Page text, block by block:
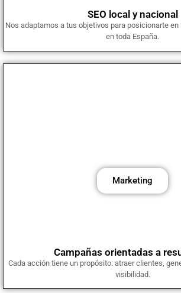
SEO local y nacional
Nos adaptamos a tus objetivos para posicionarte en
en toda España.
Marketing
Campañas orientadas a
Cada acción tiene un propósito: atraer clientes,
visibilidad.